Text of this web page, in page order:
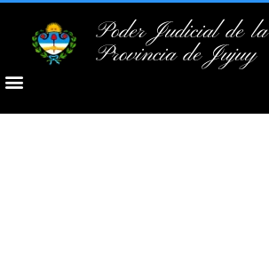
Poder Judicial de la
Provincia de Jujuy